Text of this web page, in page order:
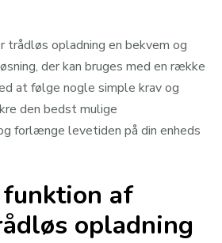
trådløs opladning en bekvem og
der kan bruges med en række
at følge nogle simple krav og
den bedst mulige
forlænge levetiden på din enheds
af
opladning